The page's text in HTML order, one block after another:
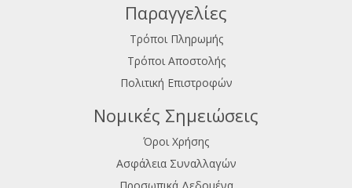
Παραγγελίες
Τρόποι Πληρωμής
Τρόποι Αποστολής
Πολιτική Επιστροφών
Νομικές Σημειώσεις
Όροι Χρήσης
Ασφάλεια Συναλλαγών